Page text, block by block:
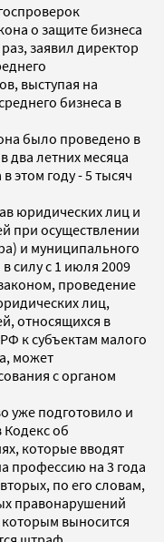
о защите бизнеса
заявил директор
выступая на
бизнеса в
было проведено в
два летних месяца
этом году - 5 тысяч
юридических лиц и
при осуществлении
и муниципального
силу с 1 июля 2009
проведение
лиц,
относящихся в
к субъектам малого
может
с органом
уже подготовило и
Кодекс об
которые вводят
профессию на 3 года
по его словам,
правонарушений
выносится